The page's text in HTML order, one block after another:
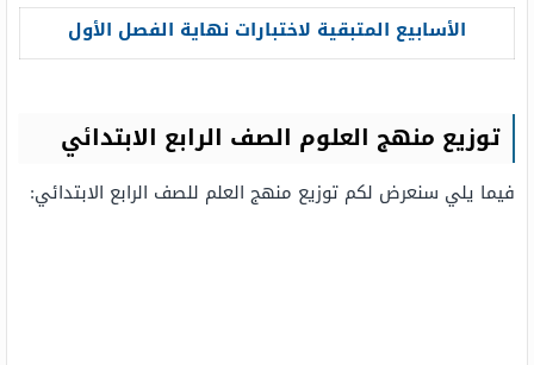
الأسابيع المتبقية لاختبارات نهاية الفصل الأول
توزيع منهج العلوم الصف الرابع الابتدائي
فيما يلي سنعرض لكم توزيع منهج العلم للصف الرابع الابتدائي: